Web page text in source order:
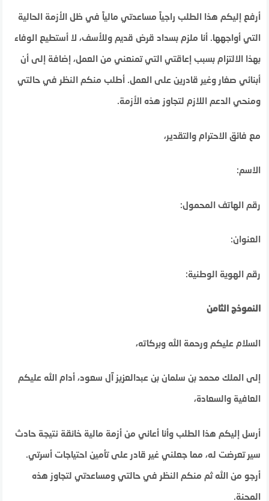
أرفع إليكم هذا الطلب راجياً مساعدتي مالياً في ظل الأزمة الحالية
التي أواجهها. أنا ملزم بسداد قرض قديم وللأسف، لا أستطيع الوفاء
بهذا الالتزام بسبب إعاقتي التي تمنعني من العمل، إضافة إلى أن
أبنائي صغار وغير قادرين على العمل. أطلب منكم النظر في حالتي
ومنحي الدعم اللازم لتجاوز هذه الأزمة.
مع فائق الاحترام والتقدير،
الاسم:
رقم الهاتف المحمول:
العنوان:
رقم الهوية الوطنية:
النموذج الثامن
السلام عليكم ورحمة الله وبركاته،
إلى الملك محمد بن سلمان بن عبدالعزيز آل سعود، أدام الله عليكم
العافية والسعادة،
أرسل إليكم هذا الطلب وأنا أعاني من أزمة مالية خانقة نتيجة حادث
سير تعرضت له، مما جعلني غير قادر على تأمين احتياجات أسرتي.
أرجو من الله ثم منكم النظر في حالتي ومساعدتي لتجاوز هذه
المحنة.